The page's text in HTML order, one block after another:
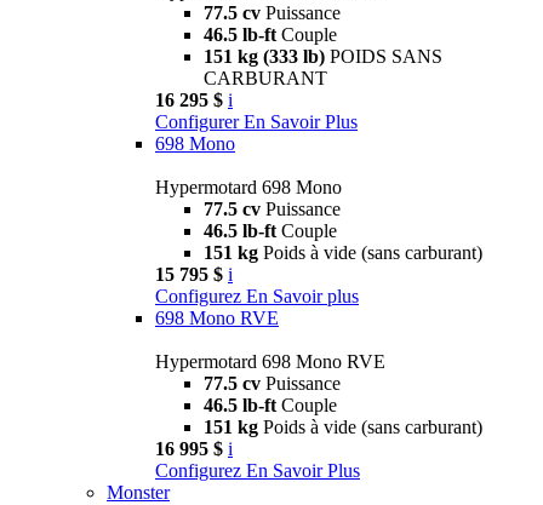
77.5 cv Puissance
46.5 lb-ft Couple
151 kg (333 lb) POIDS SANS
CARBURANT
16 295 $ i
Configurer En Savoir Plus
698 Mono
Hypermotard 698 Mono
77.5 cv Puissance
46.5 lb-ft Couple
151 kg Poids à vide (sans carburant)
15 795 $ i
Configurez En Savoir plus
698 Mono RVE
Hypermotard 698 Mono RVE
77.5 cv Puissance
46.5 lb-ft Couple
151 kg Poids à vide (sans carburant)
16 995 $ i
Configurez En Savoir Plus
Monster